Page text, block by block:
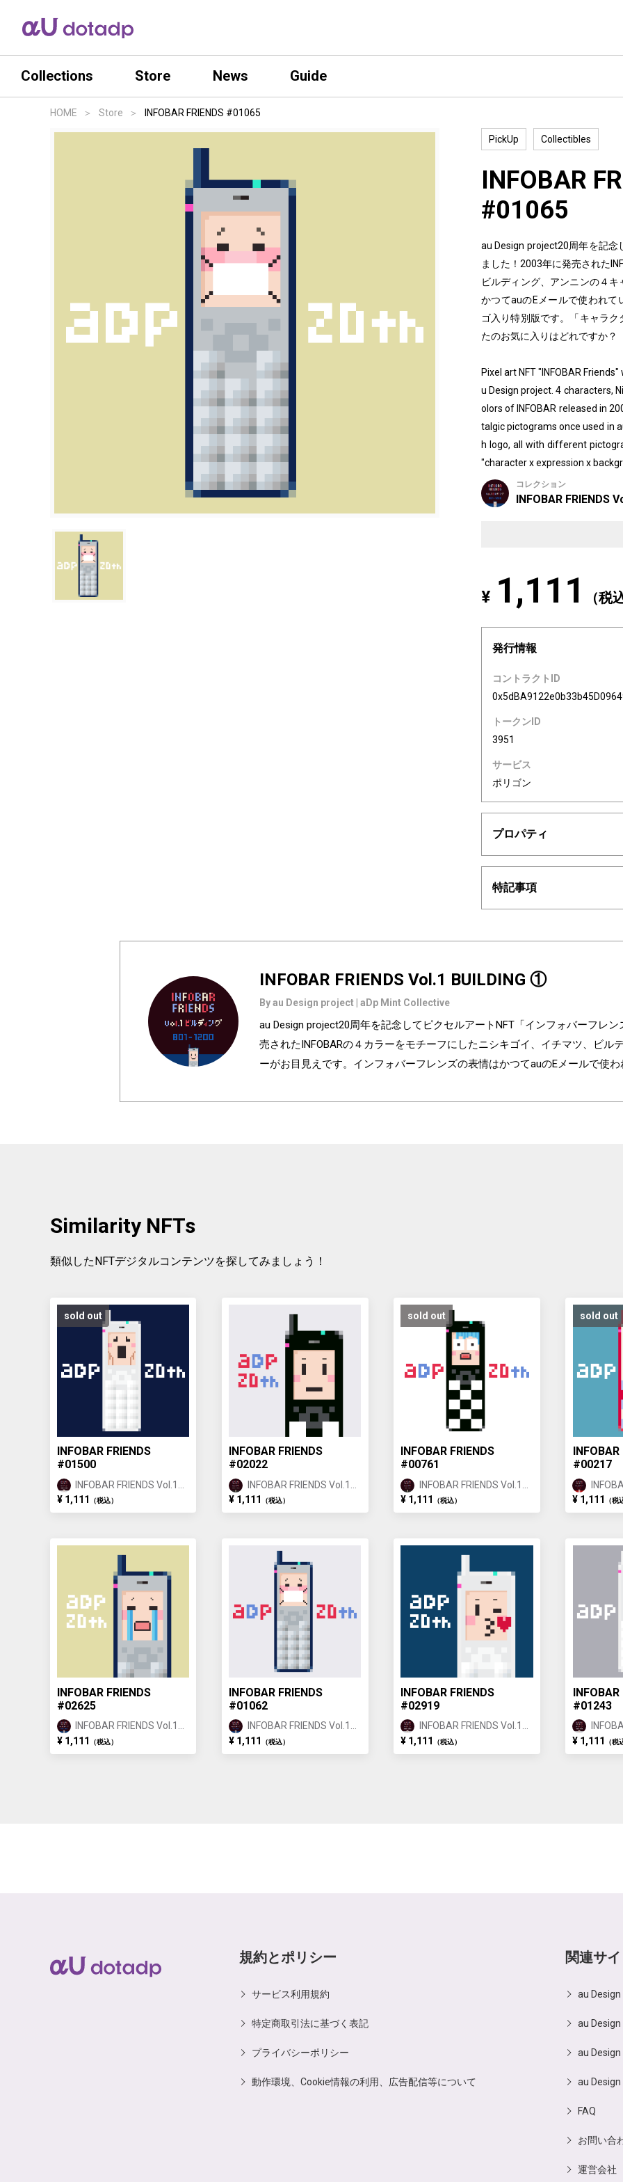
Collections Store News Guide
HOME Store INFOBAR FRIENDS #01065
PickUp Collectibles
INFOBAR
#01065
au Design project20周年を記念
ました！2003年に発売された
ビルディング、アンニンの４
かつてauのEメールで使われて
ゴ入り特別版です。「キャラ
たのお気に入りはどれですか？
Pixel art NFT "INFOBAR
u Design project. 4 characters,
olors of INFOBAR released in
talgic pictograms once used in
h logo, all with different
"character x expression x
コレクション
INFOBAR FRIENDS
¥ 1,111 （税
発行情報
コントラクトID
トークンID
3951
サービス
ポリゴン
プロパティ
特記事項
INFOBAR FRIENDS Vol.1 BUILDING ①
By au Design project | aDp Mint Collective
au Design project20周年を記念してピクセルアートNFT「インフォバーフレ
売されたINFOBARの４カラーをモチーフにしたニシキゴイ、イチマツ、ビル
ーがお目見えです。インフォバーフレンズの表情はかつてauのEメールで使
種類♪あなたのお気に入りはどれですか？ Pixel art NFT "INFOBAR Friends"
Similarity NFTs
類似したNFTデジタルコンテンツを探してみましょう！
sold out
INFOBAR FRIENDS
#01500
INFOBAR FRIENDS Vol.1
ANNIN ①
¥ 1,111 （税込）
INFOBAR FRIENDS
#02022
INFOBAR FRIENDS Vol.1
ICHIMATSU ②
¥ 1,111 （税込）
sold out
INFOBAR FRIENDS
#00761
INFOBAR FRIENDS Vol.1
ICHIMATSU ①
¥ 1,111 （税込）
sold out
#00217
¥ 1,111 （税
INFOBAR FRIENDS
#02625
INFOBAR FRIENDS Vol.1
BUILDING ②
¥ 1,111 （税込）
INFOBAR FRIENDS
#01062
INFOBAR FRIENDS Vol.1
BUILDING ①
¥ 1,111 （税込）
INFOBAR FRIENDS
#02919
INFOBAR FRIENDS Vol.1
ANNIN ②
¥ 1,111 （税込）
INFOBAR
#01243
ANNIN
¥ 1,111 （税
規約とポリシー
サービス利用規約
特定商取引法に基づく表記
プライバシーポリシー
動作環境、Cookie情報の利用、広告配信等について
関連サイ
au
au
au
au
FAQ
お問い合
運営会社